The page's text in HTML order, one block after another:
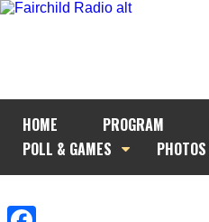
HOME PROGRAM
POLL & GAMES
PHOTOS